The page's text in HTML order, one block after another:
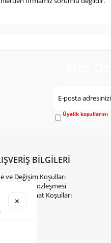
Üyelik koşullarını
BİLGİLERİ
ve Değişim Koşulları
Satış Sözleşmesi
ve Teslimat Koşulları
✕